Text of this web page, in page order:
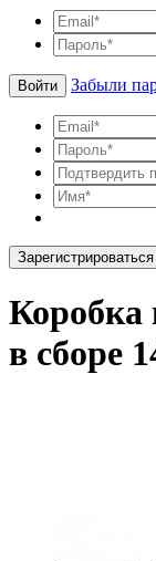
Войти Забыли
Зарегистрироваться
Коробка
в сборе